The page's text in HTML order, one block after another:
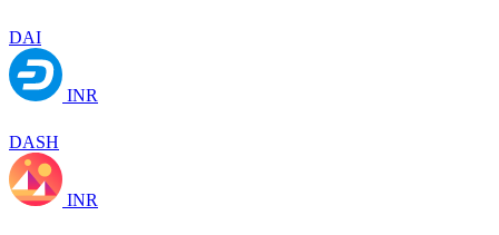
DAI
INR
DASH
INR